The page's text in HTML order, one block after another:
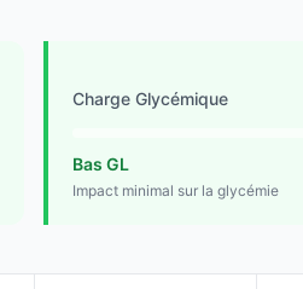
Charge Glycémique
Bas GL
Impact minimal sur la glycémie